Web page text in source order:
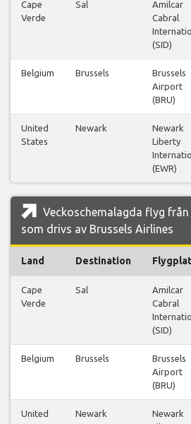
Cape
Verde
Sal
Amilcar
Cabral
(SID)
Belgium Brussels
Brussels
Airport
(BRU)
United
States
Newark
Newark
Liberty
(EWR)
Veckoschemalagda flyg
som drivs av Brussels Airlines
Land Destination
Cape
Verde
Sal
Amilcar
Cabral
(SID)
Belgium Brussels
Brussels
Airport
(BRU)
United
Newark
Newark